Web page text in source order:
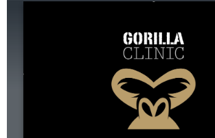
エリアから最寄りサロンを探す
北海道・東北
青森県 岩手県